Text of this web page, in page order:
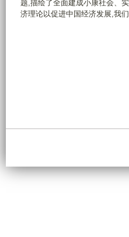
题,描绘了全面建成小康社会、
济理论以促进中国经济发展,我